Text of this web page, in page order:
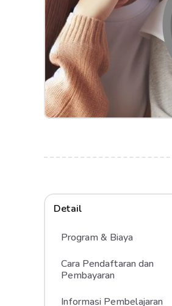
Detail
Program & Biaya
Cara Pendaftaran dan
Pembayaran
Informasi Pembelajaran